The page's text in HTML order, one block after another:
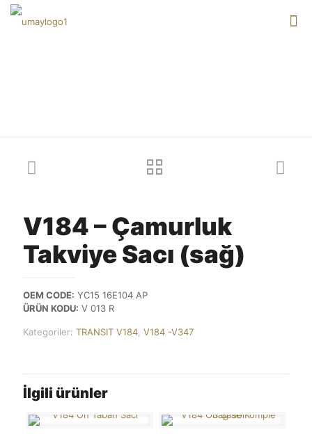
V184 – Çamurluk
Takviye Sacı (sağ)
OEM CODE: YC15 16E104 AP
ÜRÜN KODU: V 013 R
Kategoriler: TRANSIT V184 V184 -V347
İlgili ürünler